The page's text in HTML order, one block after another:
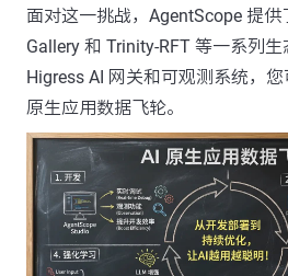
面对这一挑战，AgentScope 提供
Gallery 和 Trinity-RFT 等一系列
Higress AI 网关和可观测系统，
原生应用数据飞轮。